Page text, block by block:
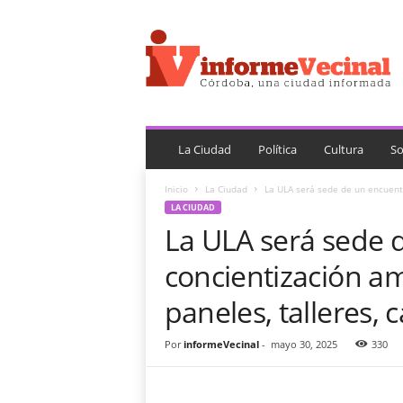
n
f
o
e
e
La Ciudad Política Cultura
Inicio La Ciudad La ULA será sede de un
LA CIUDAD
La ULA será
concientización
paneles, talleres,
Por informeVecinal- mayo 30, 2025 330